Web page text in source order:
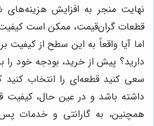
نهایت منجر به افزایش
قطعات گران‌قیمت، ممکن است کیفیت
اما آیا واقعاً به این سطح از کیفیت
دارید؟ پیش از خرید، بودجه خود
سعی کنید قطعه‌ای را انتخاب
داشته باشد و در عین حال، کیفیت
همچنین، به گارانتی و خدمات